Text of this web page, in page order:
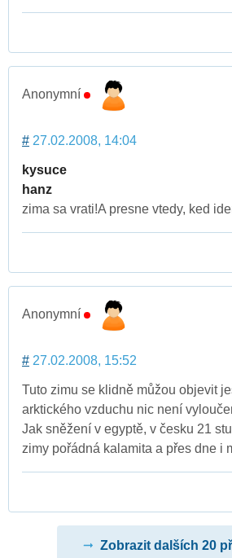
Anonymní
# 27.02.2008, 14:04
kysuce
hanz
zima sa vrati!A presne vtedy, ked
Anonymní
# 27.02.2008, 15:52
Tuto zimu se klidně můžou objevit
arktického vzduchu nic není
Jak sněžení v egyptě, v česku 21
zimy pořádná kalamita a přes dne i
Zobrazit dalších 20